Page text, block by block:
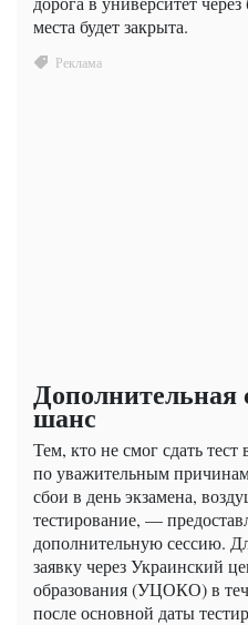
места будет закрыта.
Дополнительная
шанс
Тем, кто не смог сдать
по уважительным
сбои в день экзамена,
тестирование, —
дополнительную сессию.
заявку через Украинский
образования (УЦОКО) в
после основной даты